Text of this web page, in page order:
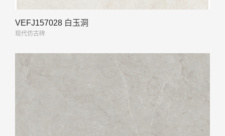
VEFJ157028 白玉洞
现代仿古砖